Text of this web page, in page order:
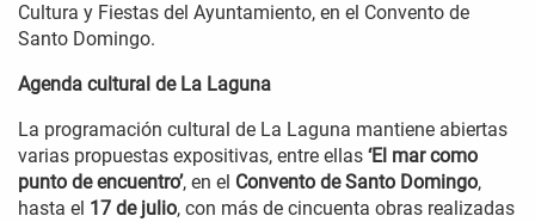
Cultura y Fiestas del Ayuntamiento, en el Convento de
Santo Domingo.
Agenda cultural de La Laguna
La programación cultural de La Laguna mantiene abiertas
varias propuestas expositivas, entre ellas ‘El mar como
punto de encuentro’, en el Convento de Santo Domingo,
hasta el 17 de julio, con más de cincuenta obras realizadas